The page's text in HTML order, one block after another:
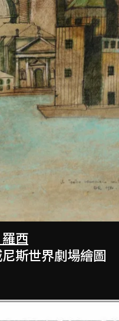
西
斯世界劇場繪圖